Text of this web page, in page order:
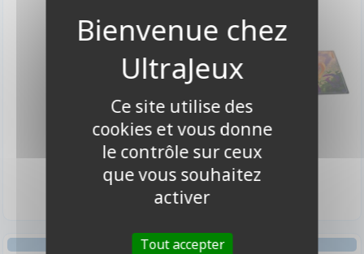
19,90 €
Disponible
19,90 €
Indisponible
Ce site utilise des
cookies et vous donne
le contrôle sur ceux
que vous souhaitez
activer
Tout accepter